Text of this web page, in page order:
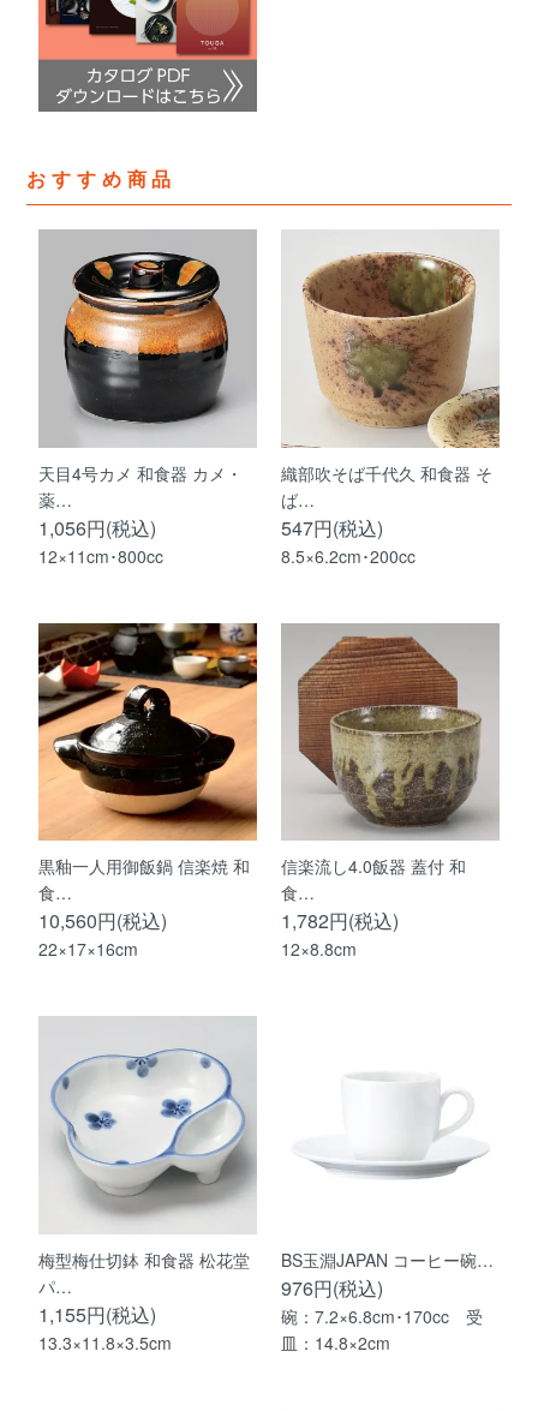
おすすめ商品
天目4号カメ 和食器 カメ・
薬…
1,056円(税込)
12×11cm･800cc
織部吹そば千代久 和食器 そ
ば…
547円(税込)
8.5×6.2cm･200cc
黒釉一人用御飯鍋 信楽焼 和
食…
10,560円(税込)
22×17×16cm
信楽流し4.0飯器 蓋付 和
食…
1,782円(税込)
12×8.8cm
梅型梅仕切鉢 和食器 松花堂
パ…
1,155円(税込)
13.3×11.8×3.5cm
BS玉淵JAPAN コーヒー碗…
976円(税込)
碗：7.2×6.8cm･170cc 受
皿：14.8×2cm